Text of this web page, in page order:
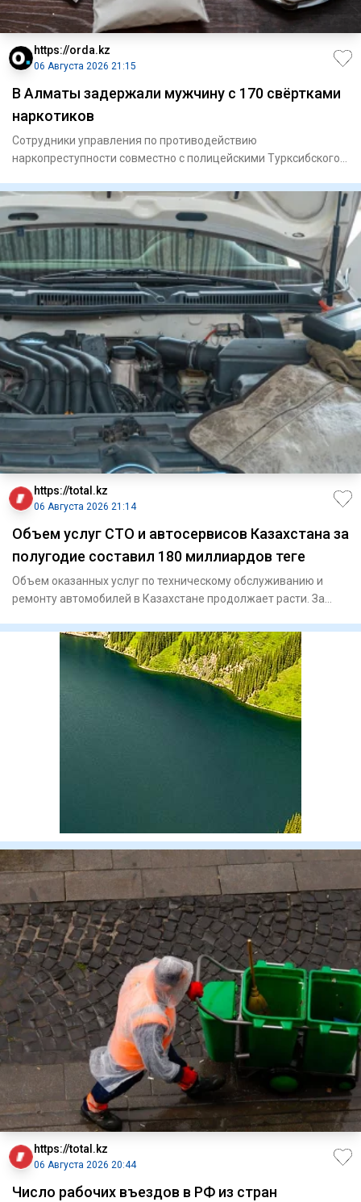
https://orda.kz
06 Августа 2026 21:15
В Алматы задержали мужчину с 170 свёртками
наркотиков
Сотрудники управления по противодействию
наркопреступности совместно с полицейскими Турксибского
https://total.kz
06 Августа 2026 21:14
Объем услуг СТО и автосервисов Казахстана за
полугодие составил 180 миллиардов теңге
Объем оказанных услуг по техническому обслуживанию и
ремонту автомобилей в Казахстане продолжает расти. За
https://total.kz
06 Августа 2026 20:44
Число рабочих въездов в РФ из стран